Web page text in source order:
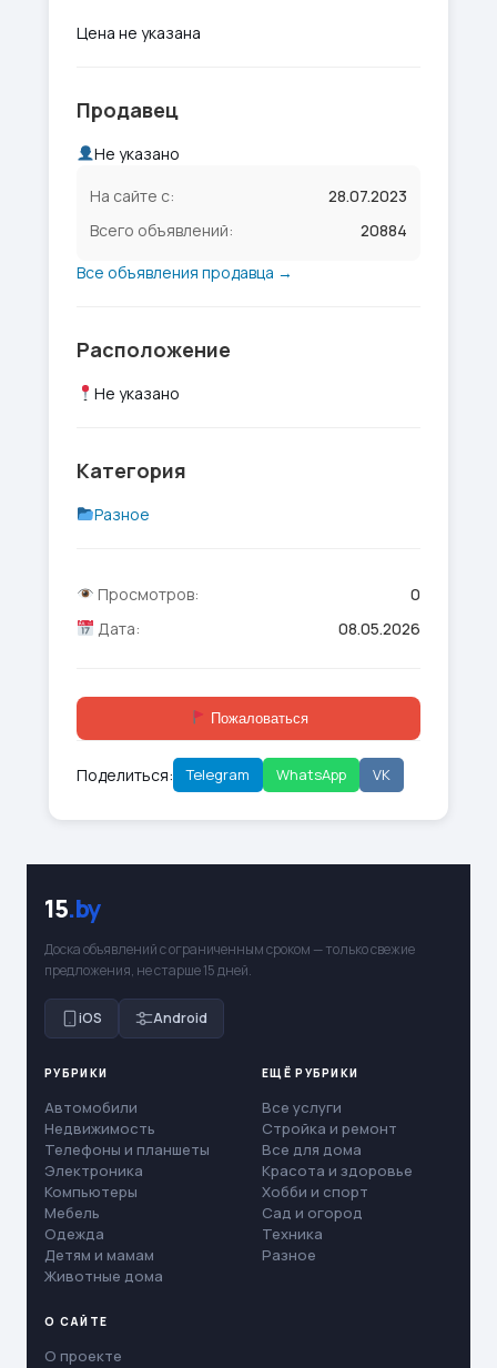
Цена не указана
Продавец
Не указано
На сайте с:
28.07.2023
Всего объявлений:
20884
Все объявления продавца →
Расположение
Не указано
Категория
Разное
Просмотров:
0
Дата:
08.05.2026
Пожаловаться
Поделиться: Telegram WhatsApp VK
15.by
Доска объявлений с ограниченным сроком — только свежие
предложения, не старше 15 дней.
iOS Android
РУБРИКИ
Автомобили
Недвижимость
Телефоны и планшеты
Электроника
Компьютеры
Мебель
Одежда
Детям и мамам
Животные дома
ЕЩЁ РУБРИКИ
Все услуги
Стройка и ремонт
Все для дома
Красота и здоровье
Хобби и спорт
Сад и огород
Техника
Разное
О САЙТЕ
О проекте